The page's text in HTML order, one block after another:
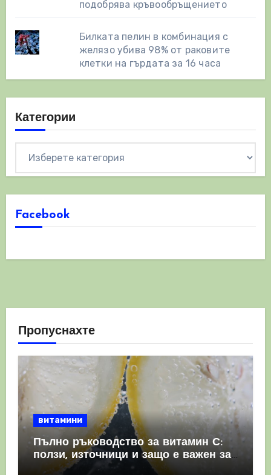
подобрява кръвообръщението
Билката пелин в комбинация с
желязо убива 98% от раковите
клетки на гърдата за 16 часа
Категории
Facebook
Пропуснахте
витамини
Пълно ръководство за витамин С:
ползи, източници и защо е важен за
имунната система